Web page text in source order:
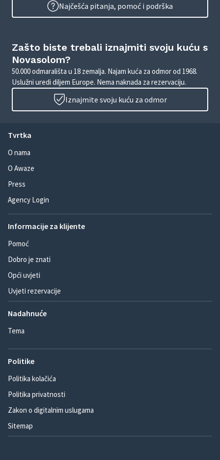
Najčešća pitanja, pomoć i podrška
Zašto biste trebali iznajmiti svoju kuću s
Novasolom?
50.000 odmarališta u 18 zemalja. Najam kuća za odmor od 1968.
Uslužni uredi diljem Europe. Nema naknada za rezervaciju.
Iznajmite svoju kuću za odmor
Tvrtka
O nama
O Awaze
Press
Agency Login
Informacije za klijente
Pomoć
Dobro je znati
Opći uvjeti
Uvjeti rezervacije
Nadahnuće
Tema
Politike
Politika kolačića
Politika privatnosti
Zakon o digitalnim uslugama
Sitemap